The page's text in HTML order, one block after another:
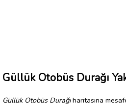
Güllük Otobüs Durağı
Güllük Otobüs Durağıharitasına